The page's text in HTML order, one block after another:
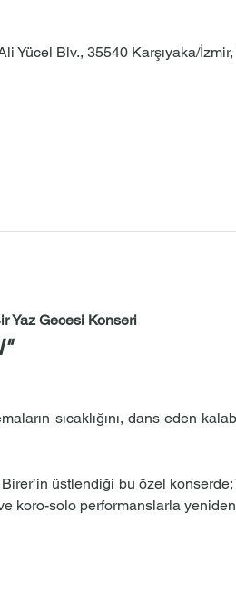
Yücel Blv., 35540 Karşıyaka/
Yaz Gecesi Konseri
sıcaklığını, dans eden
üstlendiği bu özel
koro-solo performanslarla